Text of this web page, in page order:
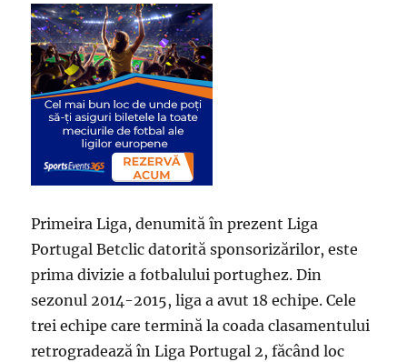
Primeira Liga, denumită în prezent Liga
Portugal Betclic datorită sponsorizărilor, este
prima divizie a fotbalului portughez. Din
sezonul 2014-2015, liga a avut 18 echipe. Cele
trei echipe care termină la coada clasamentului
retrogradează în Liga Portugal 2, făcând loc